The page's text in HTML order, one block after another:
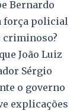
Bernardo
força policial
criminoso?
João Luiz
Sérgio
o governo
explicações